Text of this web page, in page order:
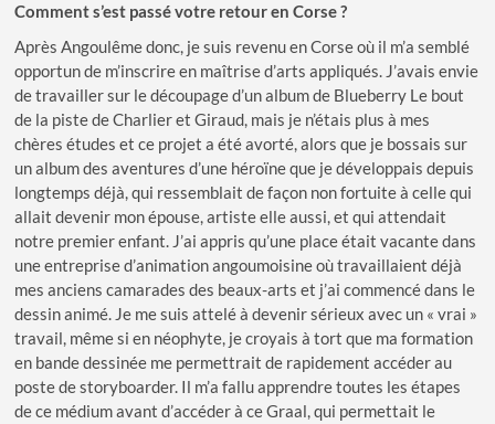
Comment s’est passé votre retour en Corse ?
Après Angoulême donc, je suis revenu en Corse où il m’a semblé
opportun de m’inscrire en maîtrise d’arts appliqués. J’avais envie
de travailler sur le découpage d’un album de Blueberry Le bout
de la piste de Charlier et Giraud, mais je n’étais plus à mes
chères études et ce projet a été avorté, alors que je bossais sur
un album des aventures d’une héroïne que je développais depuis
longtemps déjà, qui ressemblait de façon non fortuite à celle qui
allait devenir mon épouse, artiste elle aussi, et qui attendait
notre premier enfant. J’ai appris qu’une place était vacante dans
une entreprise d’animation angoumoisine où travaillaient déjà
mes anciens camarades des beaux-arts et j’ai commencé dans le
dessin animé. Je me suis attelé à devenir sérieux avec un « vrai »
travail, même si en néophyte, je croyais à tort que ma formation
en bande dessinée me permettrait de rapidement accéder au
poste de storyboarder. Il m’a fallu apprendre toutes les étapes
de ce médium avant d’accéder à ce Graal, qui permettait le